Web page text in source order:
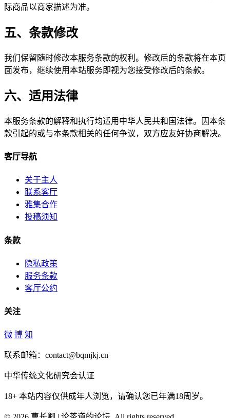
际商品以商家描述为准。
五、条款修改
我们保留随时修改本服务条款的权利。修改后的条款将在本页
面发布，继续使用本站服务即视为您接受修改后的条款。
六、适用法律
本服务条款的解释和执行均适用中华人民共和国法律。因本条
款引起的或与本条款相关的任何争议，双方应友好协商解决。
客厅导航
关于主人
联系客厅
雅集合作
投稿须知
条款
隐私政策
服务条款
客厅公约
关注
微 博 知
联系邮箱：contact@bqmjkj.cn
中华传统文化研究会认证
18+ 本站内容仅供成年人浏览，请确认您已年满18周岁。